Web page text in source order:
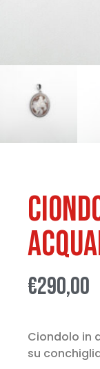
€290,00
Ciondolo in
su